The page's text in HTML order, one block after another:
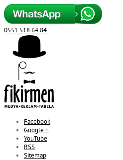
0551 518 64 84
Facebook
Google +
YouTube
RSS
Sitemap